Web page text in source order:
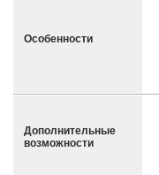
Особенности
Дополнительные
возможности